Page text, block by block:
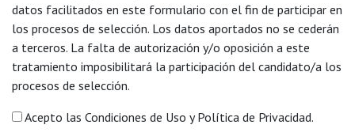
datos facilitados en este formulario con el fin de participar en
los procesos de selección. Los datos aportados no se cederán
a terceros. La falta de autorización y/o oposición a este
tratamiento imposibilitará la participación del candidato/a los
procesos de selección.
Acepto las Condiciones de Uso y Política de Privacidad.